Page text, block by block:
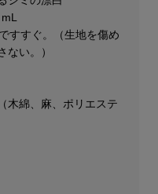
すすぐ。（生地を傷め
ない。）
木綿、麻、ポリエステ